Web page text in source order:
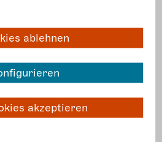
startet
ablehnen
akzeptieren